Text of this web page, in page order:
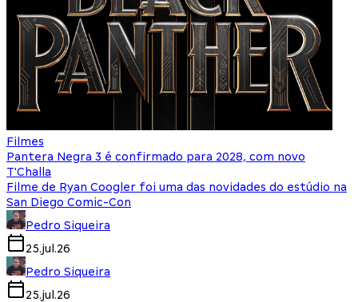
Filmes
Pantera Negra 3 é confirmado para 2028, com novo
T'Challa
Filme de Ryan Coogler foi uma das novidades do estúdio na
San Diego Comic-Con
Pedro Siqueira
25.jul.26
Pedro Siqueira
25.jul.26